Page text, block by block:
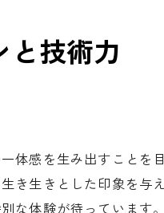
技術力
体感を生み出すことを
き生きとした印象を与
な体験が待っています